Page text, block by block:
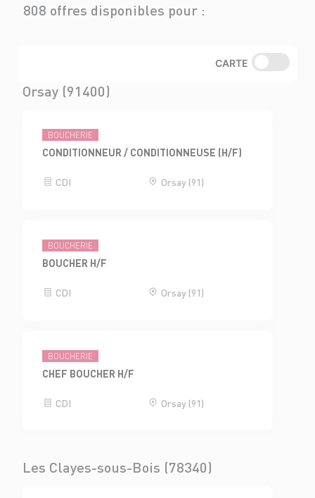
808 offres disponibles pour :
CARTE
Orsay (91400)
BOUCHERIE
CONDITIONNEUR / CONDITIONNEUSE (H/F)
CDI Orsay (91)
BOUCHERIE
BOUCHER H/F
CDI Orsay (91)
BOUCHERIE
CHEF BOUCHER H/F
CDI Orsay (91)
Les Clayes-sous-Bois (78340)